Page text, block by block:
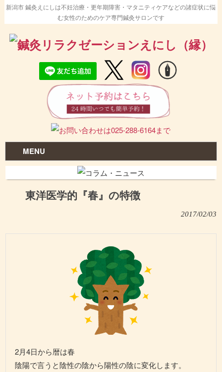
新潟市 鍼灸えにしは不妊治療・更年期障害・マタニティケアなどの諸症状に悩
む女性のためのケア専門鍼灸サロンです
MENU
東洋医学的『春』の特徴
2017/02/03
2月4日から暦は春
陰陽で言うと陰性の陰から陽性の陰に変化します。